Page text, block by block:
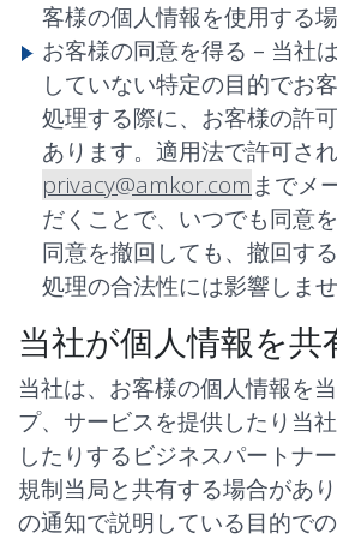
客様の個人情報を使用する場
お客様の同意を得る – 当社
していない特定の目的でお
処理する際に、お客様の許
あります。適用法で許可され
privacy@amkor.comまでメ
だくことで、いつでも同意
同意を撤回しても、撤回す
処理の合法性には影響しませ
当社が個人情報を共
当社は、お客様の個人情報を
プ、サービスを提供したり当
したりするビジネスパートナ
規制当局と共有する場合があ
の通知で説明している目的で